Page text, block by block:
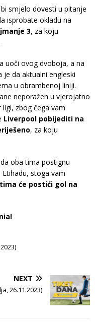
smjelo dovesti u pitanje
isprobate okladu na
3, za koju
uoči ovog dvoboja, a na
da aktualni engleski
u obrambenoj liniji.
neporažen u vjerojatno
zbog čega vam
Liverpool pobijediti na
, za koju
oba tima postignu
stoga vam
će postići gol na
NEXT
26.11.2023)